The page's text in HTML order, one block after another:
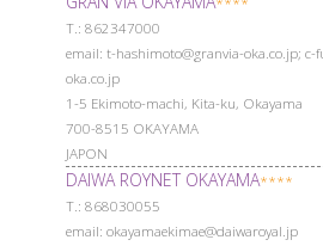
Т.: 862347000
email: t-hashimoto@granvia-oka.co.jp; c-
oka.co.jp
1-5 Ekimoto-machi, Kita-ku, Okayama
700-8515 OKAYAMA
JAPON
DAIWA ROYNET OKAYAMA****
Т.: 868030055
email: okayamaekimae@daiwaroyal.jp